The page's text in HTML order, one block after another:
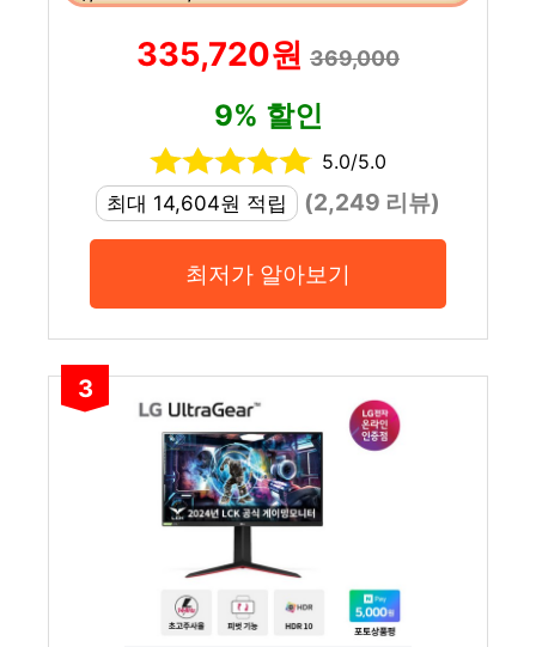
335,720원 369,000
9% 할인
5.0/5.0
최대 14,604원 적립
(2,249 리뷰)
최저가 알아보기
3